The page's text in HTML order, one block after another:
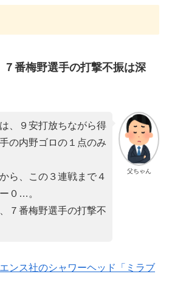
７番梅野選手の打撃不振は深
父ちゃん
、９安打放ちながら得
の内野ゴロの１点のみ
ら、この３連戦まで４
０…。
７番梅野選手の打撃不
ンス社のシャワーヘッド「ミラブ